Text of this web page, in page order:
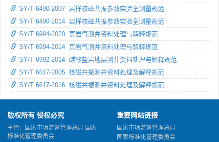
SY/T 6490-2007 岩样核磁共振参数实验室测量规范
SY/T 6490-2014 岩样核磁共振参数实验室测量规范
SY/T 6994-2020 页岩气测井资料处理与解释规范
SY/T 6994-2014 页岩气测井资料处理与解释规范
SY/T 6992-2014 碳酸盐岩地层测井资料处理与解释规范
SY/T 6617-2005 核磁共振测井资料处理及解释规范
SY/T 6617-2016 核磁共振测井资料处理及解释规范
版权所有 侵权必究
主管：国家市场监督管理总局 国家
标准化管理委员会
重要网站链接
国家市场监督管理总局
国家标准化管理委员会